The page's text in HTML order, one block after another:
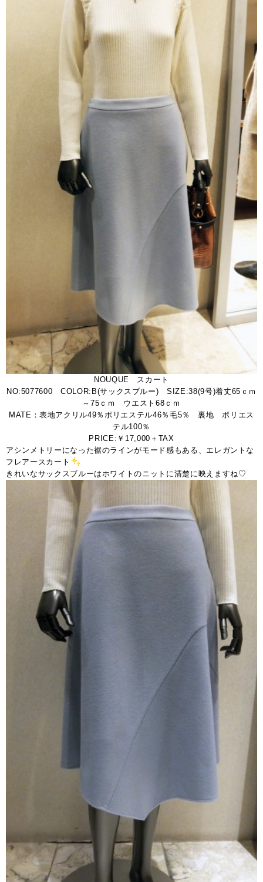
NOUQUE スカート
NO:5077600 COLOR:B(サックスブルー) SIZE:38(9号)着丈65ｃｍ
～75ｃｍ ウエスト68ｃｍ
MATE：表地アクリル49％ポリエステル46％毛5％ 裏地 ポリエス
テル100％
PRICE:￥17,000＋TAX
アシンメトリーになった裾のラインがモード感もある、エレガントな
フレアースカート
きれいなサックスブルーはホワイトのニットに清楚に映えますね♡